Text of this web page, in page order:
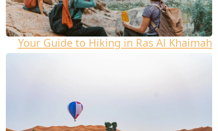
Your Guide to Hiking in Ras Al Khaimah